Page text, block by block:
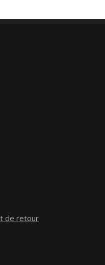
de retour